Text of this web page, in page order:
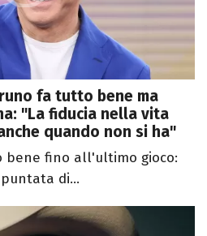
fa tutto bene ma
"La fiducia nella vita
quando non si ha"
fino all'ultimo gioco:
di...